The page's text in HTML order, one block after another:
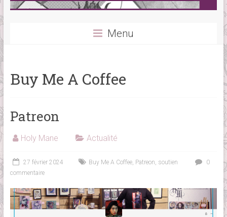
Menu
Buy Me A Coffee
Patreon
Holy Mane Actualité
27 février 2024 Buy Me A Coffee, Patreon, soutien
0
commentaire